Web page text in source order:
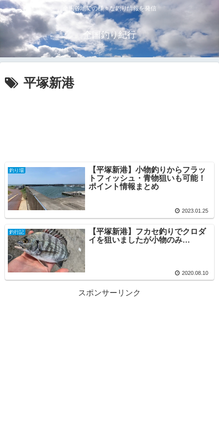
全国各地での様々な釣り情報を発信
全国釣り紀行
平塚新港
釣り場
【平塚新港】小物釣りからフラッ
トフィッシュ・青物狙いも可能！
ポイント情報まとめ
2023.01.25
釣行記
【平塚新港】フカセ釣りでクロダ
イを狙いましたが小物のみ…
2020.08.10
スポンサーリンク